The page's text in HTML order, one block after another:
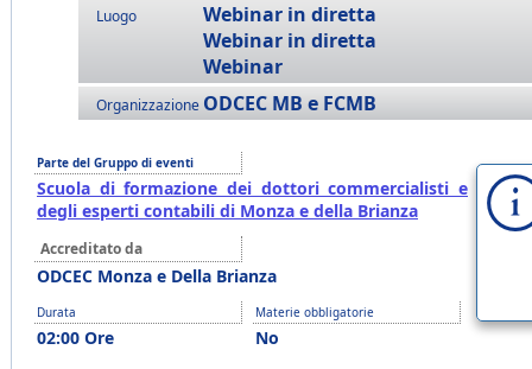
Luogo
Webinar in diretta
Webinar in diretta
Webinar
Organizzazione ODCEC MB e FCMB
Parte del Gruppo di eventi
Scuola di formazione dei dottori commercialisti e
degli esperti contabili di Monza e della Brianza
Accreditato da
ODCEC Monza e Della Brianza
Durata
02:00 Ore
Materie obbligatorie
No